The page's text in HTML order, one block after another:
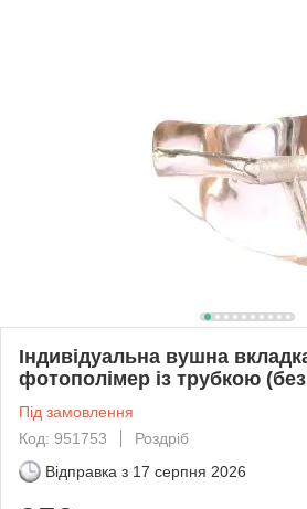
Індивідуальна вушна
фотополімер із трубкою (без
Під замовлення
Код: 951753
Роздріб
Відправка з 17 серпня 2026